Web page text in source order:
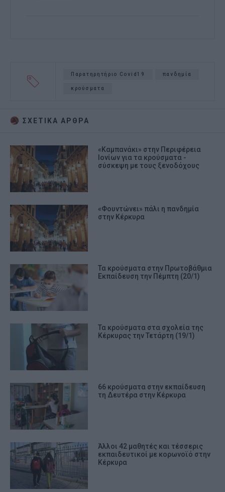
Παρατηρητήριο Covid19 πανδημία
κρούσματα
ΣΧΕΤΙΚA AΡΘΡΑ
«Καμπανάκι» στην Περιφέρεια
Ιονίων για τα κρούσματα -
σύσκεψη με τους ξενοδόχους
«Φουντώνει» πάλι η πανδημία
στην Κέρκυρα
Τα κρούσματα στην Πρωτοβάθμια
Εκπαίδευση την Πέμπτη (20/1)
Τα κρούσματα στα σχολεία της
Κέρκυρας την Τετάρτη (19/1)
66 κρούσματα στην εκπαίδευση
τη Δευτέρα στην Κέρκυρα
Άλλοι 42 μαθητές και τέσσερις
εκπαιδευτικοί με κορωνοϊό στην
Κέρκυρα